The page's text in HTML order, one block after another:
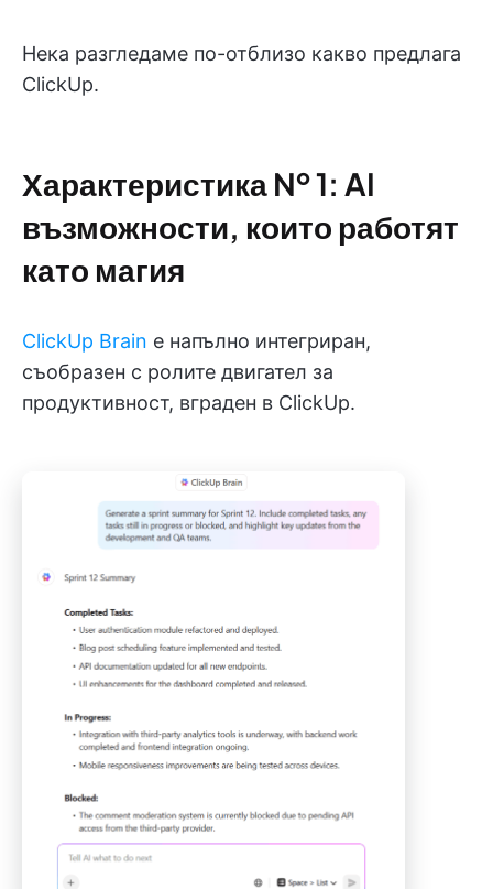
Нека разгледаме по-отблизо какво предлага
ClickUp.
Характеристика № 1: AI
възможности, които работят
като магия
ClickUp Brain е напълно интегриран,
съобразен с ролите двигател за
продуктивност, вграден в ClickUp.